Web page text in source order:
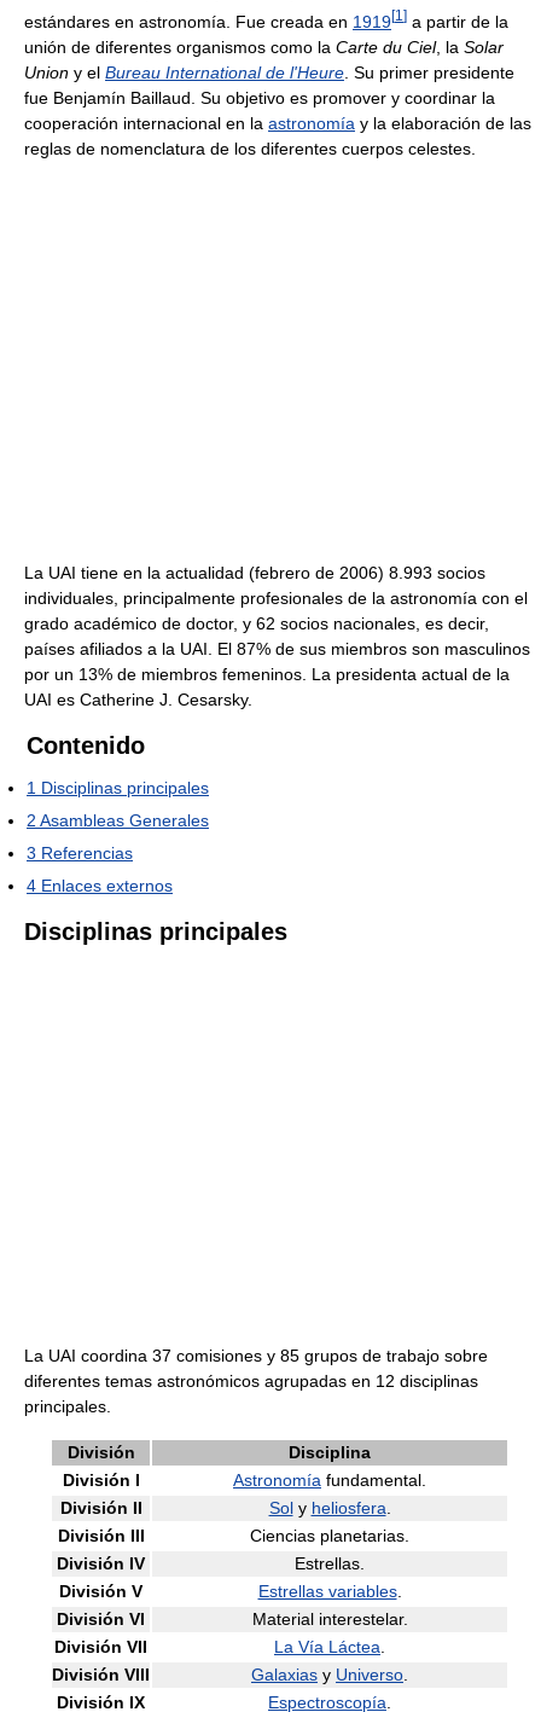
estándares en astronomía. Fue creada en 1919[1 ] a partir de la
unión de diferentes organismos como la Carte du Ciel, la Solar
Union y el Bureau International de l'Heure . Su primer presidente
fue Benjamín Baillaud. Su objetivo es promover y coordinar la
cooperación internacional en la astronomía y la elaboración de las
reglas de nomenclatura de los diferentes cuerpos celestes.
La UAI tiene en la actualidad (febrero de 2006) 8.993 socios
individuales, principalmente profesionales de la astronomía con el
grado académico de doctor, y 62 socios nacionales, es decir,
países afiliados a la UAI. El 87% de sus miembros son masculinos
por un 13% de miembros femeninos. La presidenta actual de la
UAI es Catherine J. Cesarsky.
Contenido
1 Disciplinas principales
2 Asambleas Generales
3 Referencias
4 Enlaces externos
Disciplinas principales
La UAI coordina 37 comisiones y 85 grupos de trabajo sobre
diferentes temas astronómicos agrupadas en 12 disciplinas
principales.
División
Disciplina
División I
Astronomía fundamental.
División II
Soly heliosfera
División III
Ciencias planetarias.
División IV
Estrellas.
División V
Estrellas variables.
División VI
Material interestelar.
División VII
La Vía Láctea
División VIII
Galaxias y Universo
División IX
Espectroscopía